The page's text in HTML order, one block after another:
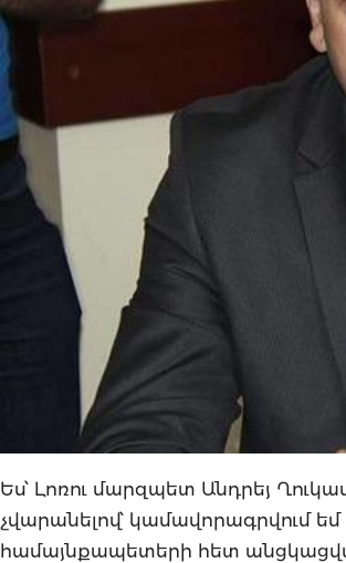
Ես՝ Լոռու մարզպետ Անդրեյ
չվարանելով՝ կամավորագրվում
համայնքապետերի հետ